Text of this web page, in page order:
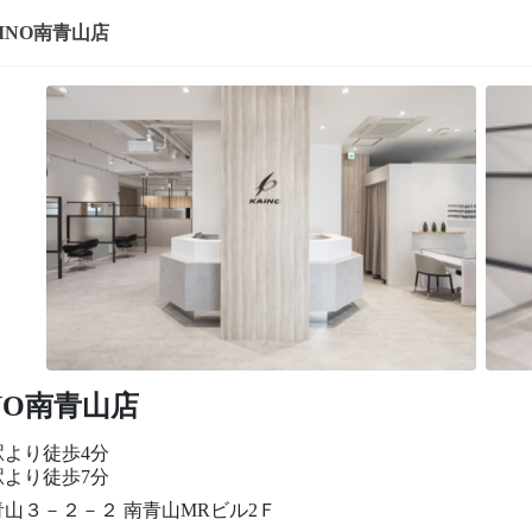
南青山店
南青山店
り徒歩4分
り徒歩7分
３－２－２ 南青山MRビル2Ｆ